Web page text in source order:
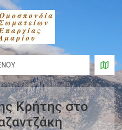
Κρήτης στο